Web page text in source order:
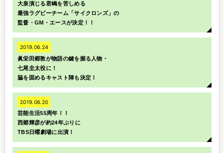
大泉演じる君嶋を苦しめる
最強ラグビーチーム「サイクロンズ」の
監督・GM・エースが決定！！
2019.06.24
眞栄田郷敦が物語の鍵を握る人物・
七尾圭太役に！
脇を固めるキャスト陣も決定！
2019.06.20
芸能生活55周年！！
西郷輝彦が約24年ぶりに
TBS日曜劇場に出演！